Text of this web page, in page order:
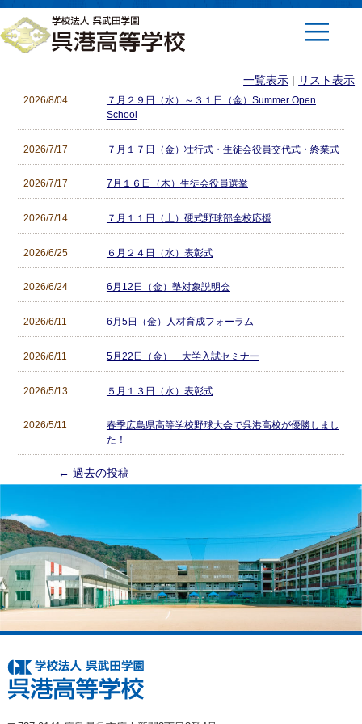
一覧表示 | リスト表示
2026/8/04
７月２９日（水）～３１日（金）Summer Open
School
2026/7/17 ７月１７日（金）壮行式・生徒会役員交代式・終業式
2026/7/17 7月１６日（木）生徒会役員選挙
2026/7/14 ７月１１日（土）硬式野球部全校応援
2026/6/25 ６月２４日（水）表彰式
2026/6/24 6月12日（金）塾対象説明会
2026/6/11 6月5日（金）人材育成フォーラム
2026/6/11 5月22日（金） 大学入試セミナー
2026/5/13 ５月１３日（水）表彰式
2026/5/11
春季広島県高等学校野球大会で呉港高校が優勝しまし
た！
投稿ナビゲーション
← 過去の投稿